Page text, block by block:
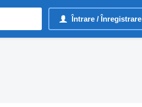
Întrare / Înregistrare